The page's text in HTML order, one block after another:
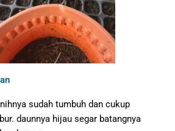
sudah tumbuh dan cukup
daunnya hijau segar batangnya